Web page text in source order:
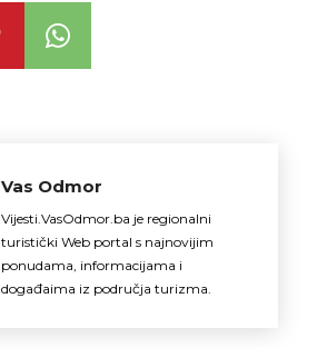
Vas Odmor
Vijesti.VasOdmor.ba je regionalni
turistički Web portal s najnovijim
ponudama, informacijama i
događaima iz područja turizma.